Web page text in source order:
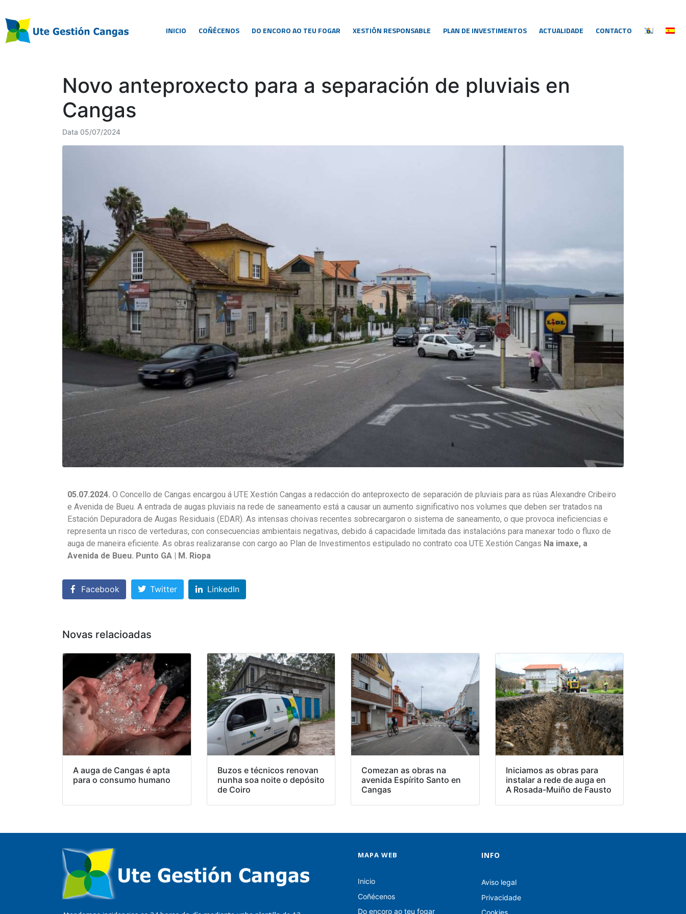
INICIO COÑÉCENOS DO ENCORO AO TEU FOGAR XESTIÓN RESPONSABLE PLAN DE INVESTIMENTOS ACTUALIDADE CONTACTO
Novo anteproxecto para a separación de pluviais en
Cangas
Data 05/07/2024
05.07.2024. O Concello de Cangas encargou á UTE Xestión Cangas a redacción do anteproxecto de separación de pluviais para as rúas Alexandre Cribeiro
e Avenida de Bueu. A entrada de augas pluviais na rede de saneamento está a causar un aumento significativo nos volumes que deben ser tratados na
Estación Depuradora de Augas Residuais (EDAR). As intensas choivas recentes sobrecargaron o sistema de saneamento, o que provoca ineficiencias e
representa un risco de verteduras, con consecuencias ambientais negativas, debido á capacidade limitada das instalacións para manexar todo o fluxo de
auga de maneira eficiente. As obras realizaranse con cargo ao Plan de Investimentos estipulado no contrato coa UTE Xestión Cangas Na imaxe, a
Avenida de Bueu. Punto GA | M. Riopa
Facebook Twitter LinkedIn
Novas relacioadas
A auga de Cangas é apta
para o consumo humano
Buzos e técnicos renovan
nunha soa noite o depósito
de Coiro
Comezan as obras na
avenida Espírito Santo en
Cangas
Iniciamos as obras para
instalar a rede de auga en
A Rosada-Muiño de Fausto
MAPA WEB
Inicio
Coñécenos
Do encoro ao teu fogar
INFO
Aviso legal
Privacidade
Cookies